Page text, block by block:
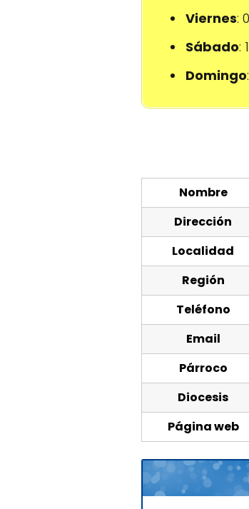
Viernes:
Sábado:
Domingo
Nombre
Dirección
Localidad
Región
Teléfono
Email
Párroco
Diocesis
Página web